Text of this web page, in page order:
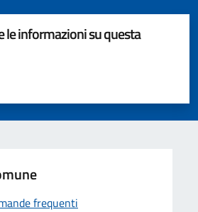
le informazioni su questa
5 stelle su 5
su 5
su 5
5
frequenti